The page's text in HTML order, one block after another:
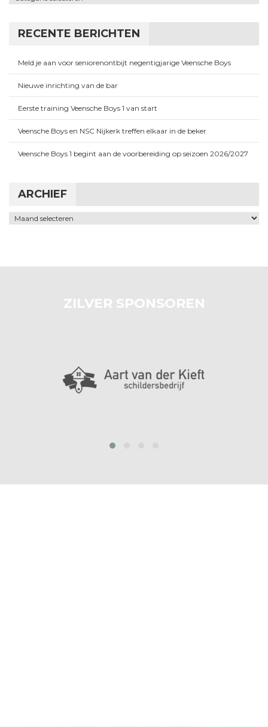
RECENTE BERICHTEN
Meld je aan voor seniorenontbijt negentigjarige Veensche Boys
Nieuwe inrichting van de bar
Eerste training Veensche Boys 1 van start
Veensche Boys en NSC Nijkerk treffen elkaar in de beker
Veensche Boys 1 begint aan de voorbereiding op seizoen 2026/2027
ARCHIEF
Archief
ZILVER SPONSOREN
prev